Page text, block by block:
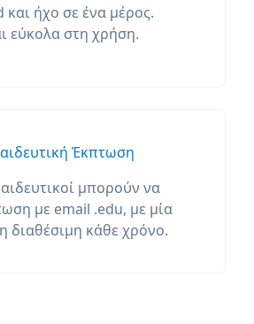
και ήχο σε ένα μέρος.
εύκολα στη χρήση.
Έκπτωση
μπορούν να
με email .edu, με μία
διαθέσιμη κάθε χρόνο.